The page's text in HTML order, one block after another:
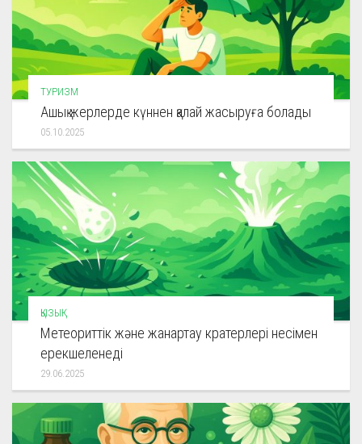
ТУРИЗМ
Ашық жерлерде күннен қалай жасыруға болады
05.10.2025
ҚЫЗЫҚ
Метеориттік және жанартау кратерлері несімен
ерекшеленеді
29.06.2025